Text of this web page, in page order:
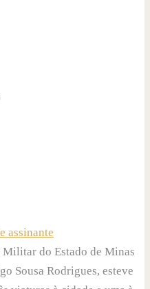
assinante
do Estado de Minas
Sousa Rodrigues, esteve